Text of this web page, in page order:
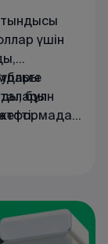
үшін
,
, бұл
.